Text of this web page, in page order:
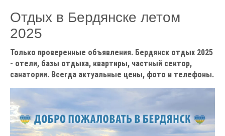
Отдых в Бердянске летом
2025
Только проверенные объявления. Бердянск отдых 2025
- отели, базы отдыха, квартиры, частный сектор,
санатории. Всегда актуальные цены, фото и телефоны.